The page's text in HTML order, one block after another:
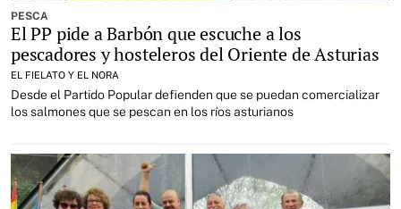
PESCA
El PP pide a Barbón que escuche a los
pescadores y hosteleros del Oriente de Asturias
EL FIELATO Y EL NORA
Desde el Partido Popular defienden que se puedan comercializar
los salmones que se pescan en los ríos asturianos